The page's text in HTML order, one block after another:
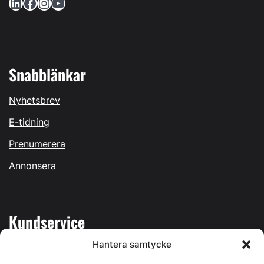
Hantera samtycke
Snabblänkar
Nyhetsbrev
E-tidning
Prenumerera
Annonsera
Kundservice